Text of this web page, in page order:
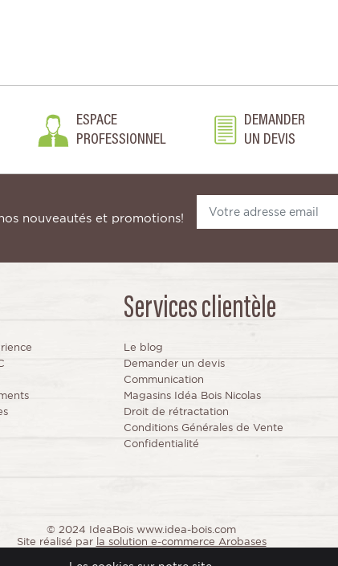
ESPACE
PROFESSIONNEL
DEMANDER
UN DEVIS
nouveautés et promotions!
Services clientèle
Le blog
Demander un devis
Communication
Magasins Idéa Bois Nicolas
Droit de rétractation
Conditions Générales de Vente
Confidentialité
© 2024 IdeaBois www.idea-bois.com
Site réalisé par la solution e-commerce Arobases